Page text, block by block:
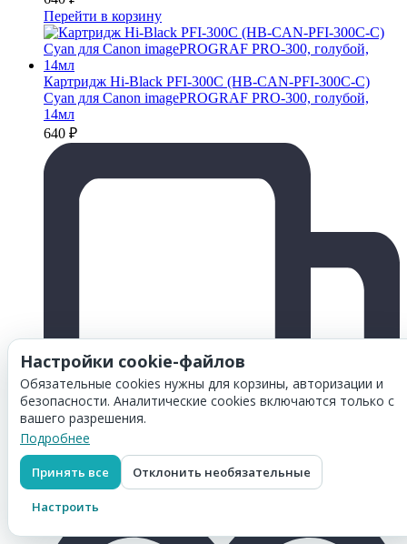
Перейти в корзину
Картридж Hi-Black PFI-300C (HB-CAN-PFI-300C-C)
Cyan для Canon imagePROGRAF PRO-300, голубой,
14мл
640 ₽
Настройки cookie-файлов
Обязательные cookies нужны для корзины, авторизации и
безопасности. Аналитические cookies включаются только с
вашего разрешения.
Подробнее
Принять все Отклонить необязательные
Настроить